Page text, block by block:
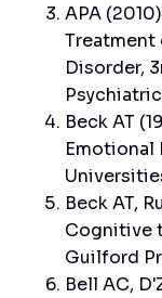
APA
Treatment
Disorder,
Beck AT
Emotional
Beck AT,
Cognitive
Guilford
Bell AC,